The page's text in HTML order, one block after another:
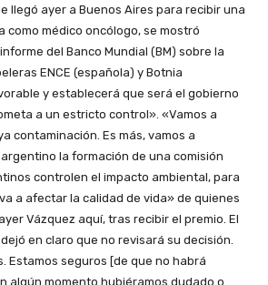
llegó ayer a Buenos Aires para recibir una
como médico oncólogo, se mostró
del Banco Mundial (BM) sobre la
ENCE (española) y Botnia
y establecerá que será el gobierno
a un estricto control». «Vamos a
contaminación. Es más, vamos a
la formación de una comisión
controlen el impacto ambiental, para
a afectar la calidad de vida» de quienes
Vázquez aquí, tras recibir el premio. El
en claro que no revisará su decisión.
Estamos seguros [de que no habrá
algún momento hubiéramos dudado o